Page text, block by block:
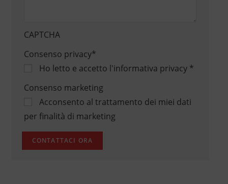
CAPTCHA
Consenso privacy*
Ho letto e accetto l'informativa privacy*
Consenso marketing
Acconsento al trattamento dei miei dati
per finalità di marketing